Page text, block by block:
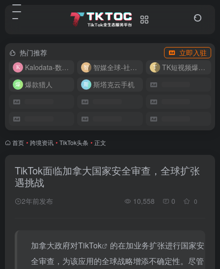
热门推荐
立即入驻
Kalodata-数据分析平台
智媒全球-社媒管理平台
TK短视频爆款复刻
爆款猎人
斯塔克云手机
首页 • 跨境资讯 • TikTok头条 • 正文
TikTok面临加拿大国家安全审查，全球扩张
遇挑战
2年前发布 10,558 0 0
加拿大政府对TikTok
的在加业务扩张进行国家安
全审查，为该应用的全球战略增添不确定性。尽管